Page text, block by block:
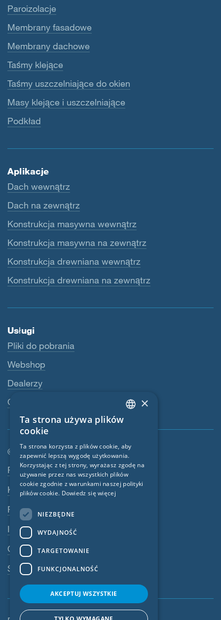
Paroizolacje
Membrany fasadowe
Membrany dachowe
Taśmy klejące
Taśmy uszczelniające do okien
Masy klejące i uszczelniające
Podkład
Aplikacje
Dach wewnątrz
Dach na zewnątrz
Konstrukcja masywna wewnątrz
Konstrukcja masywna na zewnątrz
Konstrukcja drewniana wewnątrz
Konstrukcja drewniana na zewnątrz
Usługi
Pliki do pobrania
Webshop
Dealerzy
Osoba kontaktowa
© SIGA 2026
Nawigacja w stopce
Praca
Kontakt
Polityka prywatności
Impressum
OWU
System ostrzegania
ENGLISH
FRENCH
CZECH
ITALIAN
NORWEGIAN
×
Ta strona używa plików
cookie
Ta strona korzysta z plików cookie, aby
zapewnić lepszą wygodę użytkowania.
Korzystając z tej strony, wyrażasz zgodę na
używanie przez nas wszystkich plików
cookie zgodnie z warunkami naszej polityki
plików cookie. Dowiedz się więcej
NIEZBĘDNE
WYDAJNOŚĆ
TARGETOWANIE
FUNKCJONALNOŚĆ
AKCEPTUJ WSZYSTKIE